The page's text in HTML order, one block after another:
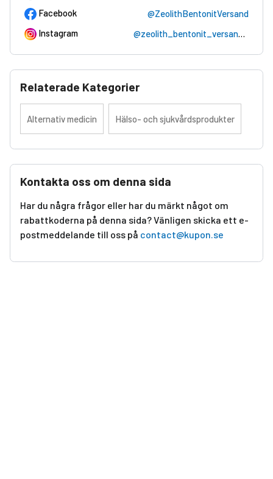
Facebook
@ZeolithBentonitVersand
Instagram
@zeolith_bentonit_versand__
Relaterade Kategorier
Alternativ medicin Hälso- och sjukvårdsprodukter
Kontakta oss om denna sida
Har du några frågor eller har du märkt något om
rabattkoderna på denna sida? Vänligen skicka ett e-
postmeddelande till oss på contact@kupon.se